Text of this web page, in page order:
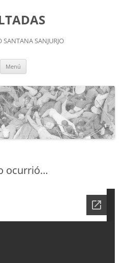
SANJURJO
Menú
ocurrió…